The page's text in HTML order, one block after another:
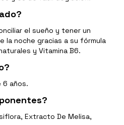
el sueño y tener un
la noche gracias a su fórmula
y Vitamina B6.
6 años.
Extracto De Melisa,